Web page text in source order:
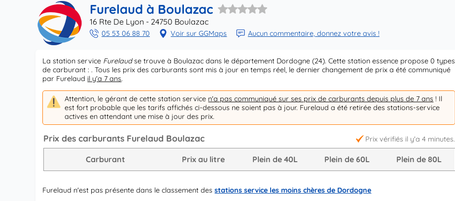
Furelaud à Boulazac
16 Rte De Lyon - 24750 Boulazac
05 53 06 88 70 Voir sur GGMaps Aucun commentaire, donnez votre avis !
La station service Furelaudse trouve à Boulazac dans le département Dordogne (24). Cette station essence propose 0 types
de carburant : . Tous les prix des carburants sont mis à jour en temps réel, le dernier changement de prix a été communiqué
par Furelaud il y'a 7 ans.
Attention, le gérant de cette station service n'a pas communiqué sur ses prix de carburants depuis plus de 7 ans ! Il
est fort probable que les tarifs affichés ci-dessous ne soient pas à jour. Furelaud a été retirée des stations-service
actives en attendant une mise à jour des prix.
Prix vérifiés il y'a 4 minutes.
Prix des carburants Furelaud Boulazac
Carburant Prix au litre Plein de 40L Plein de 60L Plein de 80L
Furelaud n'est pas présente dans le classement desstations service les moins chères de Dordogne